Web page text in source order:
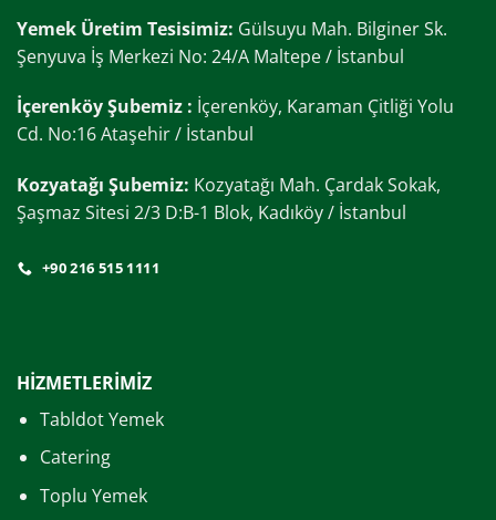
Yemek Üretim Tesisimiz: Gülsuyu Mah. Bilginer Sk.
Şenyuva İş Merkezi No: 24/A Maltepe / İstanbul
İçerenköy Şubemiz : İçerenköy, Karaman Çitliği Yolu
Cd. No:16 Ataşehir / İstanbul
Kozyatağı Şubemiz: Kozyatağı Mah. Çardak Sokak,
Şaşmaz Sitesi 2/3 D:B-1 Blok, Kadıköy / İstanbul
+90 216 515 1111
HİZMETLERİMİZ
Tabldot Yemek
Catering
Toplu Yemek